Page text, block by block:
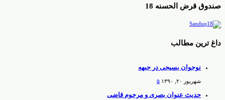
صندوق قرض الحسنه 18
داغ ترین مطالب
نوجوان بسیجی در جبهه
شهریور ۲۰, ۱۳۹۰ ۵
حدیث عنوان بصری و مرحوم قاضی